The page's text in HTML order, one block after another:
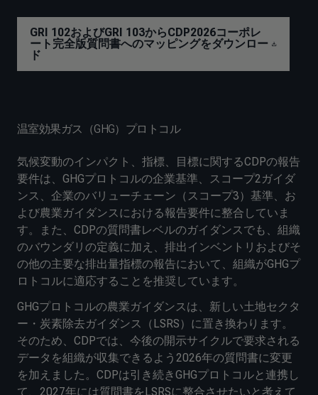
GRI 102およびGRI 103からCDP2026コーポレ
ート完全版質問書へのマッピングをダウンロー
ド
温室効果ガス（GHG）プロトコル
気候変動のインパクト、指標、目標に関するCDPの報告
要件は、GHGプロトコルの企業基準、スコープ2ガイダ
ンス、企業のバリューチェーン（スコープ3）基準、お
よび農業ガイダンスにおける報告要件に整合していま
す。また、CDPの質問書レベルのガイダンスでも、組織
のバウンダリの定義に加え、排出インベントリおよびそ
の他の主要な排出量指標の報告において、組織がGHGプ
ロトコルに適応することを推奨しています。
GHGプロトコルの農業ガイダンスは、新しい土地セクタ
ー・炭素除去ガイダンス（LSRS）に置き換わります。
そのため、CDPでは、今後の開示サイクルで要求される
データを組織が収集できるよう2026年の質問書に変更
を加えました。CDPは引き続きGHGプロトコルと連携し
て、2027年には質問書をLSRSに整合させたいと考えて